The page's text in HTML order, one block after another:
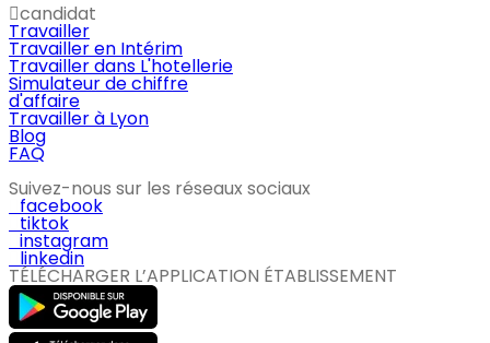
candidat
Travailler
Travailler en Intérim
Travailler dans L'hotellerie
Simulateur de chiffre
d'affaire
Travailler à Lyon
Blog
FAQ
Suivez-nous sur les réseaux sociaux
facebook
tiktok
instagram
linkedin
TÉLÉCHARGER L’APPLICATION ÉTABLISSEMENT